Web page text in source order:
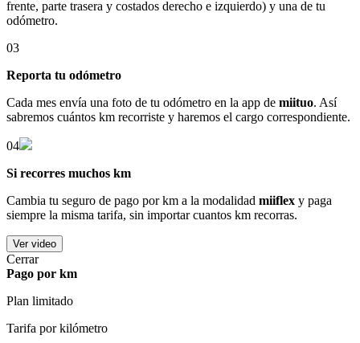
frente, parte trasera y costados derecho e izquierdo) y una de tu
odómetro.
03
Reporta tu odómetro
Cada mes envía una foto de tu odómetro en la app de miituo. Así
sabremos cuántos km recorriste y haremos el cargo correspondiente.
04
Si recorres muchos km
Cambia tu seguro de pago por km a la modalidad miiflex y paga
siempre la misma tarifa, sin importar cuantos km recorras.
Ver video
Cerrar
Pago por km
Plan limitado
Tarifa por kilómetro